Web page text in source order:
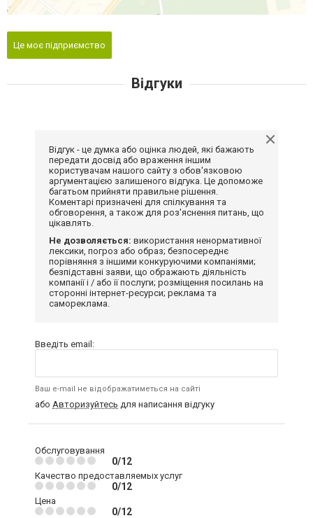
Це моє підприємство
Відгуки
Відгук - це думка або оцінка людей, які бажають
передати досвід або враження іншим
користувачам нашого сайту з обов'язковою
аргументацією залишеного відгука. Це допоможе
багатьом прийняти правильне рішення.
Коментарі призначені для спілкування та
обговорення, а також для роз'яснення питань, що
цікавлять.
Не дозволяється: використання ненормативної
лексики, погроз або образ; безпосереднє
порівняння з іншими конкуруючими компаніями;
безпідставні заяви, що ображають діяльність
компанії і / або її послуги; розміщення посилань на
сторонні інтернет-ресурси; реклама та
самореклама.
Введіть email:
Ваш e-mail не відображатиметься на сайті
або Авторизуйтесь для написання відгуку
Обслуговування
0/12
Качество предоставляемых услуг
0/12
Цена
0/12